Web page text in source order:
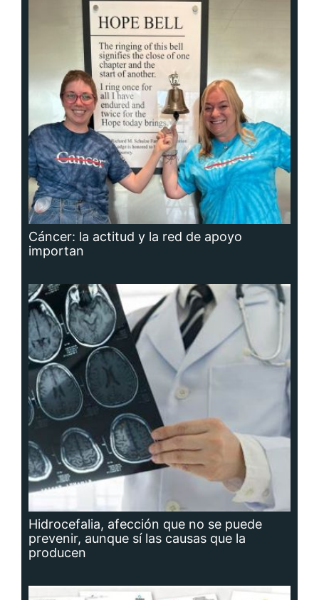
Cáncer: la actitud y la red de apoyo
importan
Hidrocefalia, afección que no se puede
prevenir, aunque sí las causas que la
producen